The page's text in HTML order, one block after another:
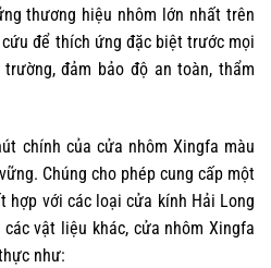
thương hiệu nhôm lớn nhất trên
để thích ứng đặc biệt trước mọi
đảm bảo độ an toàn, thẩm
chính của cửa nhôm Xingfa màu
Chúng cho phép cung cấp một
hợp với các loại cửa kính Hải Long
vật liệu khác, cửa nhôm Xingfa
như: